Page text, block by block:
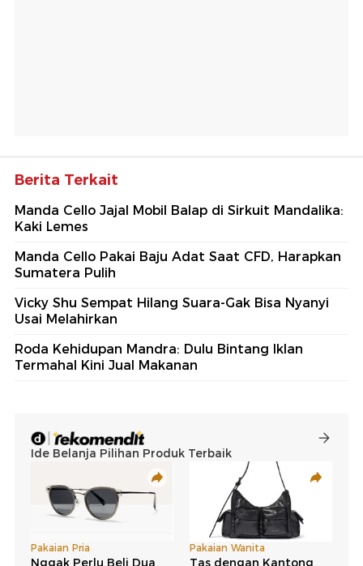
Berita Terkait
Manda Cello Jajal Mobil Balap di Sirkuit Mandalika:
Kaki Lemes
Manda Cello Pakai Baju Adat Saat CFD, Harapkan
Sumatera Pulih
Vicky Shu Sempat Hilang Suara-Gak Bisa Nyanyi
Usai Melahirkan
Roda Kehidupan Mandra: Dulu Bintang Iklan
Termahal Kini Jual Makanan